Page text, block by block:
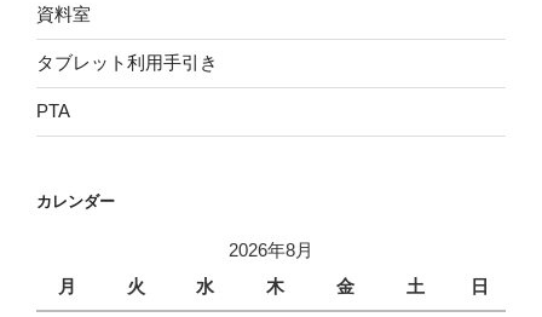
資料室
タブレット利用手引き
PTA
カレンダー
2026年8月
月
火 水 木 金 土 日